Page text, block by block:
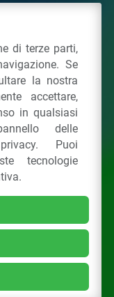
(MI)
&Cookie
di terze parti,
Se
la nostra
accettare,
in qualsiasi
delle
Puoi
tecnologie